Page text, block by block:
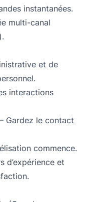
instantanées.
multi-canal
et de
interactions
Gardez le contact
commence.
d’expérience et